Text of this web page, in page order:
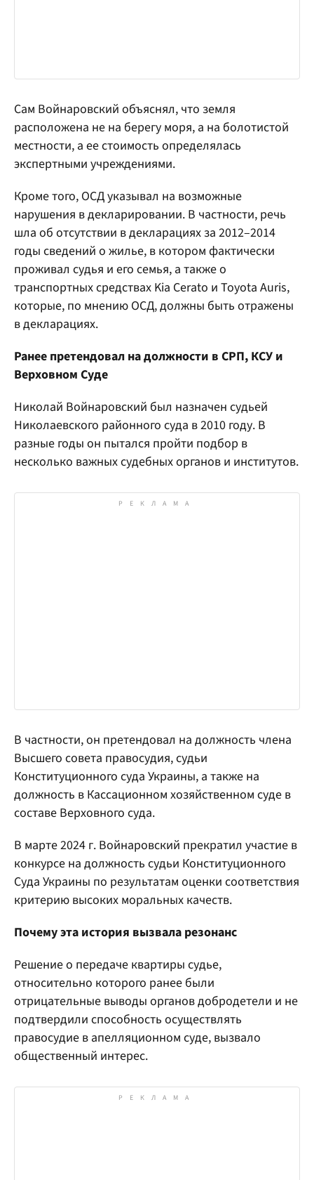
Сам Войнаровский объяснял, что земля
расположена не на берегу моря, а на болотистой
местности, а ее стоимость определялась
экспертными учреждениями.
Кроме того, ОСД указывал на возможные
нарушения в декларировании. В частности, речь
шла об отсутствии в декларациях за 2012–2014
годы сведений о жилье, в котором фактически
проживал судья и его семья, а также о
транспортных средствах Kia Cerato и Toyota Auris,
которые, по мнению ОСД, должны быть отражены
в декларациях.
Ранее претендовал на должности в СРП, КСУ и
Верховном Суде
Николай Войнаровский был назначен судьей
Николаевского районного суда в 2010 году. В
разные годы он пытался пройти подбор в
несколько важных судебных органов и институтов.
В частности, он претендовал на должность члена
Высшего совета правосудия, судьи
Конституционного суда Украины, а также на
должность в Кассационном хозяйственном суде в
составе Верховного суда.
В марте 2024 г. Войнаровский прекратил участие в
конкурсе на должность судьи Конституционного
Суда Украины по результатам оценки соответствия
критерию высоких моральных качеств.
Почему эта история вызвала резонанс
Решение о передаче квартиры судье,
относительно которого ранее были
отрицательные выводы органов добродетели и не
подтвердили способность осуществлять
правосудие в апелляционном суде, вызвало
общественный интерес.